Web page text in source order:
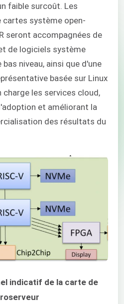
faible surcoût. Les
cartes système open-
seront accompagnées de
de logiciels système
niveau, ainsi que d'une
basée sur Linux
charge les services cloud,
et améliorant la
des résultats du
indicatif de la carte de